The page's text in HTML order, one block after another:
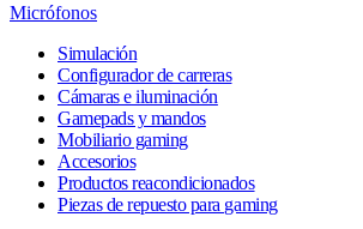
Micrófonos
Simulación
Configurador de carreras
Cámaras e iluminación
Gamepads y mandos
Mobiliario gaming
Accesorios
Productos reacondicionados
Piezas de repuesto para gaming